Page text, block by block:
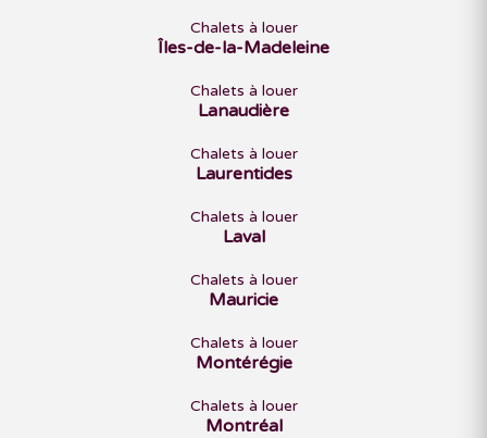
Chalets à louer
Îles-de-la-Madeleine
Chalets à louer
Lanaudière
Chalets à louer
Laurentides
Chalets à louer
Laval
Chalets à louer
Mauricie
Chalets à louer
Montérégie
Chalets à louer
Montréal